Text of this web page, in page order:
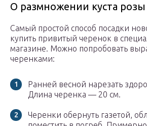
О размножении куста розы
Самый простой способ посадки
купить привитый черенок в
магазине. Можно попробовать
черенками:
Ранней весной нарезать
Длина черенка — 20 см.
Черенки обернуть газетой,